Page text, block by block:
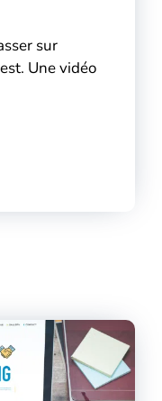
sur
Une vidéo